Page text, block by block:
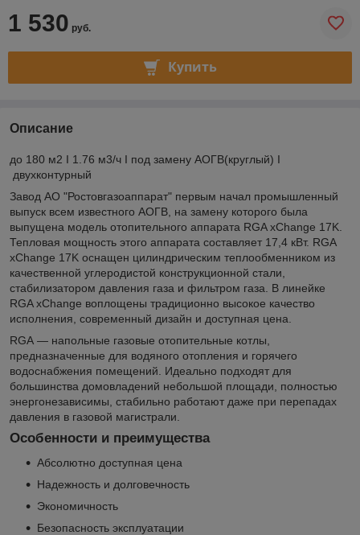
1 530 руб.
Купить
Описание
до 180 м2 I 1.76 м3/ч I под замену АОГВ(круглый) I
двухконтурный
Завод АО "Ростовгазоаппарат" первым начал промышленный
выпуск всем известного АОГВ, на замену которого была
выпущена модель отопительного аппарата RGA xChange 17K.
Тепловая мощность этого аппарата составляет 17,4 кВт. RGA
xChange 17K оснащен цилиндрическим теплообменником из
качественной углеродистой конструкционной стали,
стабилизатором давления газа и фильтром газа. В линейке
RGA xChange воплощены традиционно высокое качество
исполнения, современный дизайн и доступная цена.
RGA — напольные газовые отопительные котлы,
предназначенные для водяного отопления и горячего
водоснабжения помещений. Идеально подходят для
большинства домовладений небольшой площади, полностью
энергонезависимы, стабильно работают даже при перепадах
давления в газовой магистрали.
Особенности и преимущества
Абсолютно доступная цена
Надежность и долговечность
Экономичность
Безопасность эксплуатации